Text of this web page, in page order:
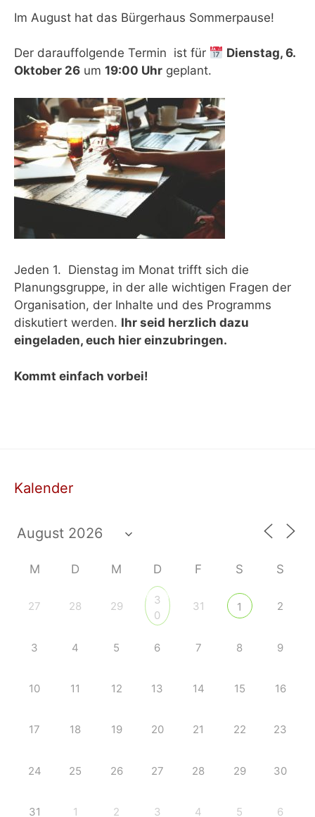
Im August hat das Bürgerhaus Sommerpause!
Der darauffolgende Termin ist für
Dienstag, 6.
Oktober 26 um 19:00 Uhr geplant.
Jeden 1. Dienstag im Monat trifft sich die
Planungsgruppe, in der alle wichtigen Fragen der
Organisation, der Inhalte und des Programms
diskutiert werden. Ihr seid herzlich dazu
eingeladen, euch hier einzubringen.
Kommt einfach vorbei!
Kalender
M D M D F S S
27 28 29
3
0
31 1 2
3 4 5 6 7 8 9
10 11 12 13 14 15 16
17 18 19 20 21 22 23
24 25 26 27 28 29 30
31 1 2 3 4 5 6